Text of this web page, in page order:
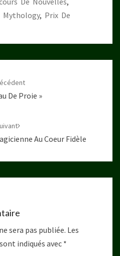
Mythology, Prix De
De Proie »
Au Coeur Fidèle
sera pas publiée. Les
indiqués avec *